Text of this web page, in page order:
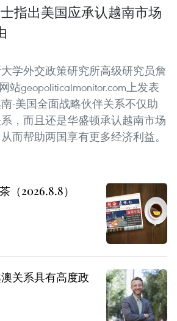
指出美国应承认越南市场
学外交政策研究所高级研究员詹
站geopoliticalmonitor.com上发表
-美国全面战略伙伴关系不仅助
，而且还是华盛顿承认越南市场
而帮助两国享有更多经济利益。
（2026.8.8）
关系具有高度政